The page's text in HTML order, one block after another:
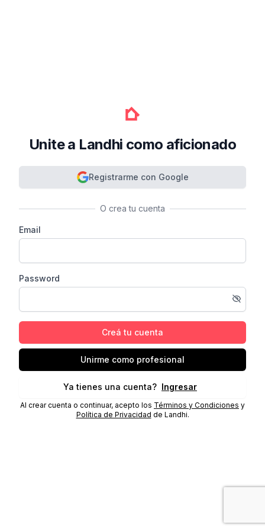
Unite a Landhi como aficionado
Registrarme con Google
O crea tu cuenta
Email
Password
Creá tu cuenta
Unirme como profesional
Ya tienes una cuenta? Ingresar
Al crear cuenta o continuar, acepto los Términos y Condiciones y
Política de Privacidad de Landhi.